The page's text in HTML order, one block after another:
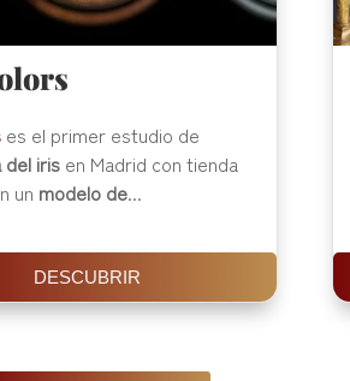
es el primer estudio de
irisen Madrid con tienda
un modelo de...
DESCUBRIR